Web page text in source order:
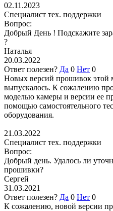
02.11.2023
Специалист тех. поддержки
Вопрос:
Добрый День ! Подскажите
?
Наталья
20.03.2022
Ответ полезен? Да 0 Нет 0
Новых версий прошивок этой
выпускалось. К сожалению
моделью камеры и версии ее
помощью самостоятельного
оборудования.
21.03.2022
Специалист тех. поддержки
Вопрос:
Добрый день. Удалось ли
прошивки?
Сергей
31.03.2021
Ответ полезен? Да 0 Нет 0
К сожалению, новой версии